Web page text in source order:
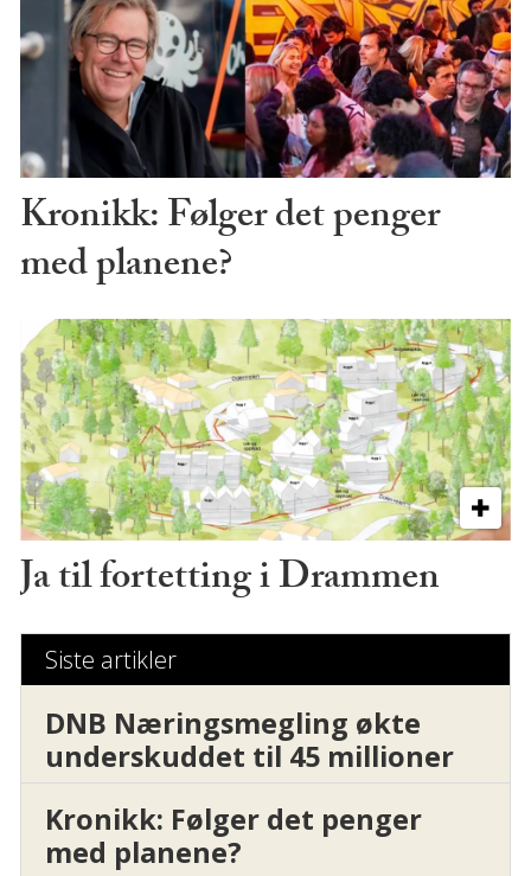
Kronikk: Følger det penger
med planene?
Ja til fortetting i Drammen
Siste artikler
DNB Næringsmegling økte
underskuddet til 45 millioner
Kronikk: Følger det penger
med planene?